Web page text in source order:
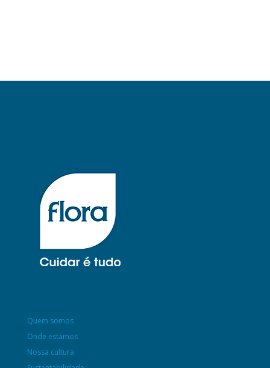
Quem somos
Onde estamos
Nossa cultura